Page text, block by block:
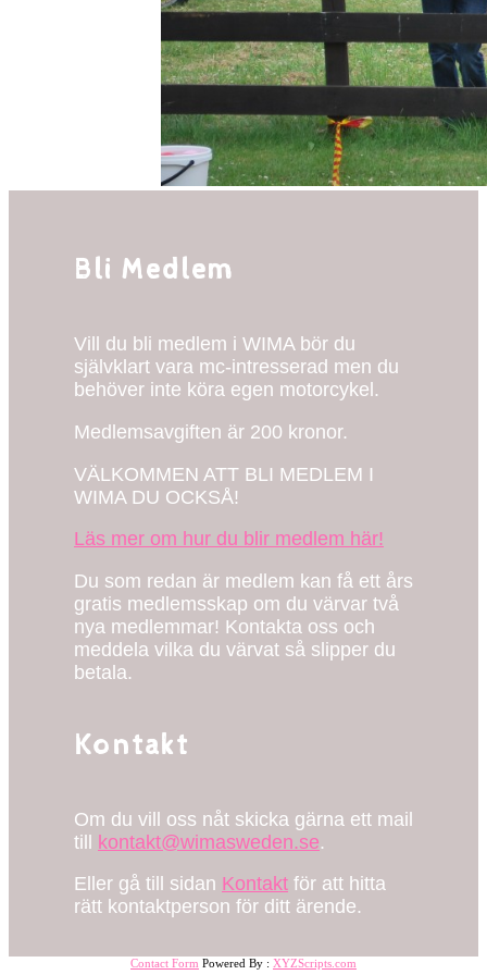
Bli Medlem
Vill du bli medlem i WIMA bör du
självklart vara mc-intresserad men du
behöver inte köra egen motorcykel.
Medlemsavgiften är 200 kronor.
VÄLKOMMEN ATT BLI MEDLEM I
WIMA DU OCKSÅ!
Läs mer om hur du blir medlem här!
Du som redan är medlem kan få ett års
gratis medlemsskap om du värvar två
nya medlemmar! Kontakta oss och
meddela vilka du värvat så slipper du
betala.
Kontakt
Om du vill oss nåt skicka gärna ett mail
till kontakt@wimasweden.se.
Eller gå till sidan Kontakt för att hitta
rätt kontaktperson för ditt ärende.
Contact Form Powered By : XYZScripts.com